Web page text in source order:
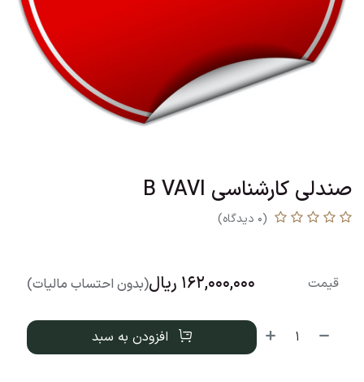
صندلی کارشناسی B VAVI
(0 دیدگاه)
افزودن به سبد
قیمت 162,000,000 ریال(بدون احتساب مالیات)